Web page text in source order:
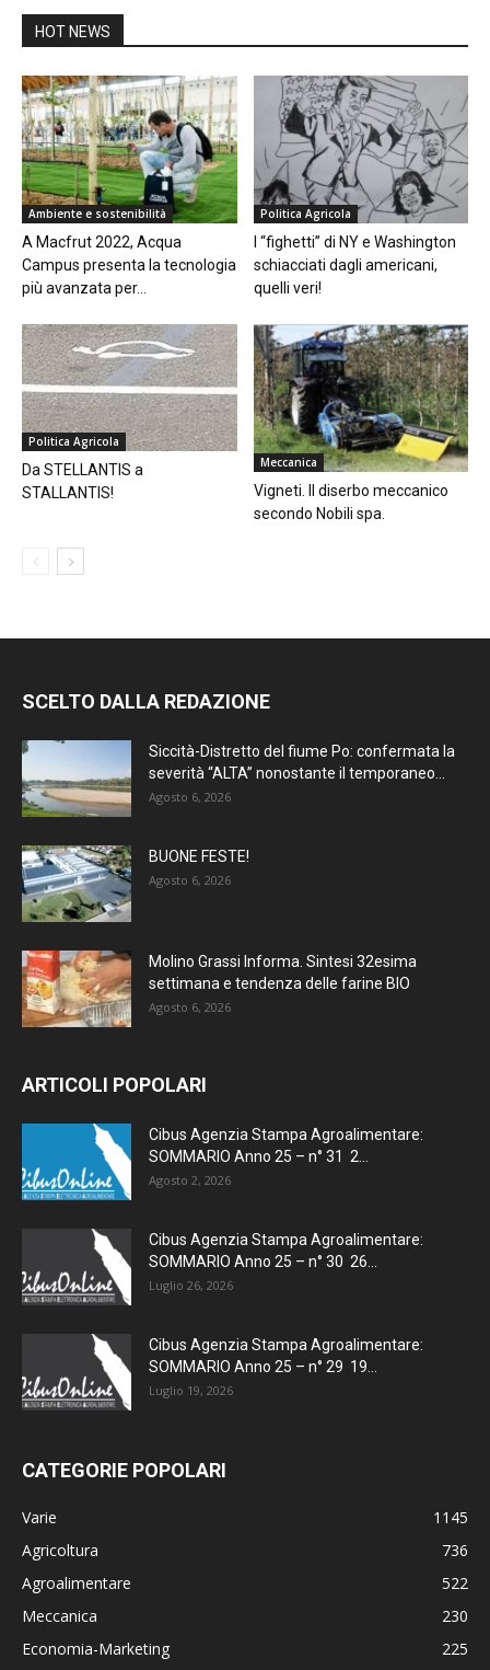
HOT NEWS
Ambiente e sostenibilità
A Macfrut 2022, Acqua
Campus presenta la tecnologia
più avanzata per...
Politica Agricola
I “fighetti” di NY e Washington
schiacciati dagli americani,
quelli veri!
Politica Agricola
Da STELLANTIS a
STALLANTIS!
Meccanica
Vigneti. Il diserbo meccanico
secondo Nobili spa.
SCELTO DALLA REDAZIONE
Siccità-Distretto del fiume Po: confermata la
severità “ALTA” nonostante il temporaneo...
Agosto 6, 2026
BUONE FESTE!
Agosto 6, 2026
Molino Grassi Informa. Sintesi 32esima
settimana e tendenza delle farine BIO
Agosto 6, 2026
ARTICOLI POPOLARI
Cibus Agenzia Stampa Agroalimentare:
SOMMARIO Anno 25 – n° 31 2...
Agosto 2, 2026
Cibus Agenzia Stampa Agroalimentare:
SOMMARIO Anno 25 – n° 30 26...
Luglio 26, 2026
Cibus Agenzia Stampa Agroalimentare:
SOMMARIO Anno 25 – n° 29 19...
Luglio 19, 2026
CATEGORIE POPOLARI
Varie
1145
Agricoltura
736
Agroalimentare
522
Meccanica
230
Economia-Marketing
225